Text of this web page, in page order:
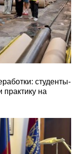
студенты-
практику на